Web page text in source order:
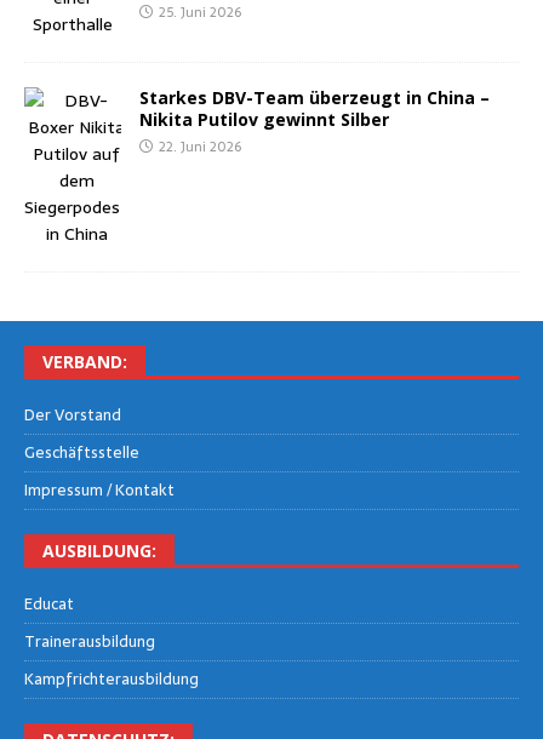
25. Juni 2026
Star­kes DBV-Team über­zeugt in Chi­na –
Niki­ta Puti­l­ov gewinnt Silber
22. Juni 2026
VER­BAND:
Der Vor­stand
Geschäfts­stel­le
Impres­sum / Kontakt
AUS­BIL­DUNG:
Edu­cat
Trai­ner­aus­bil­dung
Kampf­rich­ter­aus­bil­dung